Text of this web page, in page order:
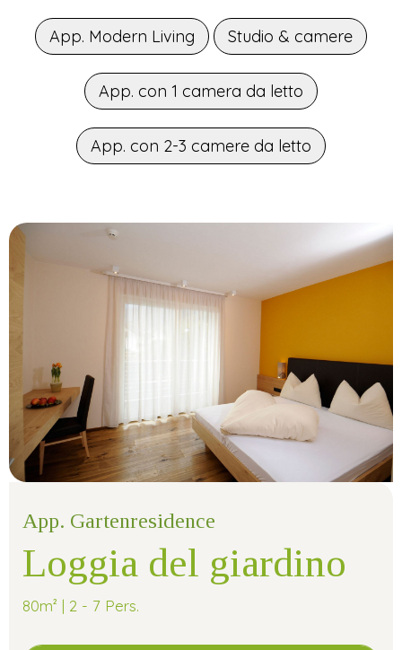
App. Modern Living Studio & camere
App. con 1 camera da letto
App. con 2-3 camere da letto
App. Gartenresidence
Loggia del giardino
80m² | 2 - 7 Pers.